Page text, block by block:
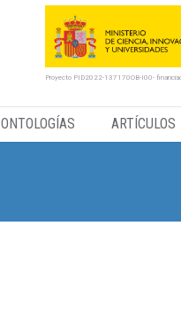
Proyecto PID2022-137170OB-I00-
ONTOLOGÍAS ARTÍCULOS